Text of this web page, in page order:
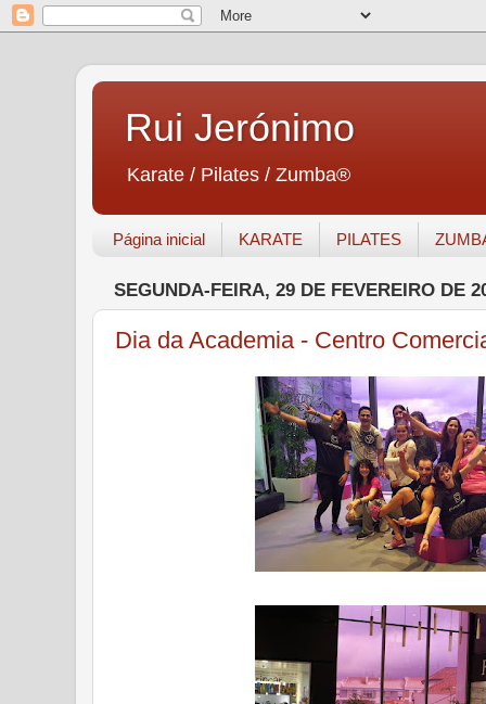
Rui Jerónimo
Karate / Pilates / Zumba®
Página inicial KARATE PILATES
SEGUNDA-FEIRA, 29 DE FEVEREIRO DE
Dia da Academia - Centro